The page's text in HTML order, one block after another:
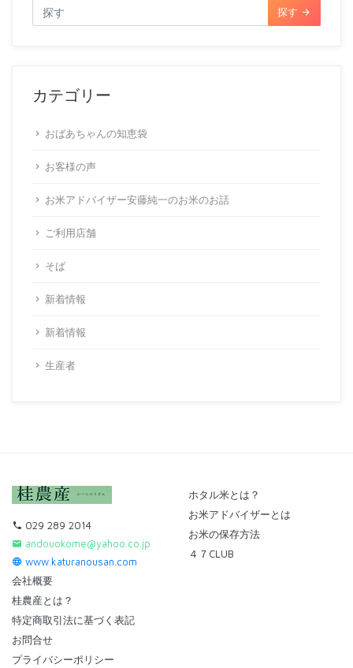
探す
カテゴリー
おばあちゃんの知恵袋
お客様の声
お米アドバイザー安藤純一のお米のお話
ご利用店舗
そば
新着情報
新着情報
生産者
029 289 2014
andouokome@yahoo.co.jp
www.katuranousan.com
ホタル米とは？
お米アドバイザーとは
お米の保存方法
４７CLUB
会社概要
桂農産とは？
特定商取引法に基づく表記
お問合せ
プライバシーポリシー